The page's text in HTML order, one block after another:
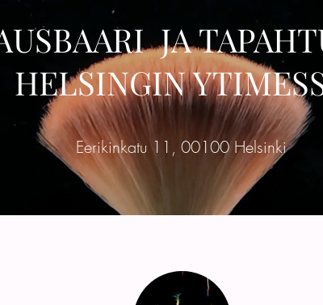
JA
HELSINGIN
Eerikinkatu 11, 00100 Helsinki